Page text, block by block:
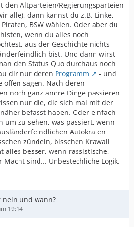
den Altparteien/Regierungsparteien
alle), dann kannst du z.B. Linke,
BSW wählen. Oder aber du
wenn du alles noch
aus der Geschichte nichts
bist. Und dann wirst
den Status Quo durchaus noch
dir nur deren Programm
- und
offen sagen. Nach deren
noch ganz andre Dinge passieren.
nur die, die sich mal mit der
befasst haben. Oder einfach
um zu sehen, was passiert, wenn
Autokraten
zündeln, bisschen Krawall
alles besser, wenn rassistische,
sind... Unbestechliche Logik.
nein und wann?
19:14